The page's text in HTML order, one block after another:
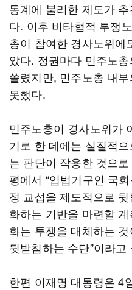
동계에 불리한 제도가
다. 이후 비타협적 투쟁
총이 참여한 경사노위에
았다. 정권마다 민주노
쏠렸지만, 민주노총 내
못했다.
민주노총이 경사노위가
기로 한 데에는 실질적
는 판단이 작용한 것으
평에서 “입법기구인 국
정 교섭을 제도적으로
화하는 기반을 마련할
화는 투쟁을 대체하는
뒷받침하는 수단”이라고
한편 이재명 대통령은 4